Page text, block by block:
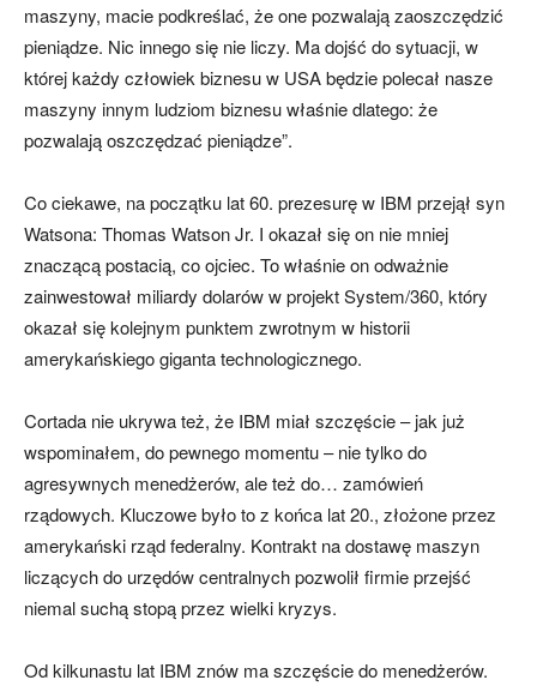
maszyny, macie podkreślać, że one pozwalają zaoszczędzić
pieniądze. Nic innego się nie liczy. Ma dojść do sytuacji, w
której każdy człowiek biznesu w USA będzie polecał nasze
maszyny innym ludziom biznesu właśnie dlatego: że
pozwalają oszczędzać pieniądze”.
Co ciekawe, na początku lat 60. prezesurę w IBM przejął syn
Watsona: Thomas Watson Jr. I okazał się on nie mniej
znaczącą postacią, co ojciec. To właśnie on odważnie
zainwestował miliardy dolarów w projekt System/360, który
okazał się kolejnym punktem zwrotnym w historii
amerykańskiego giganta technologicznego.
Cortada nie ukrywa też, że IBM miał szczęście – jak już
wspominałem, do pewnego momentu – nie tylko do
agresywnych menedżerów, ale też do… zamówień
rządowych. Kluczowe było to z końca lat 20., złożone przez
amerykański rząd federalny. Kontrakt na dostawę maszyn
liczących do urzędów centralnych pozwolił firmie przejść
niemal suchą stopą przez wielki kryzys.
Od kilkunastu lat IBM znów ma szczęście do menedżerów.